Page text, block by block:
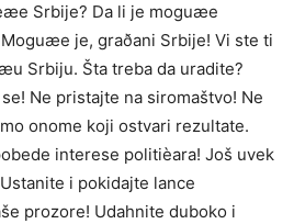
Srbije? Da li je moguæe
je, graðani Srbije! Vi ste ti
Srbiju. Šta treba da uradite?
Ne pristajte na siromaštvo! Ne
onome koji ostvari rezultate.
interese politièara! Još uvek
i pokidajte lance
prozore! Udahnite duboko i